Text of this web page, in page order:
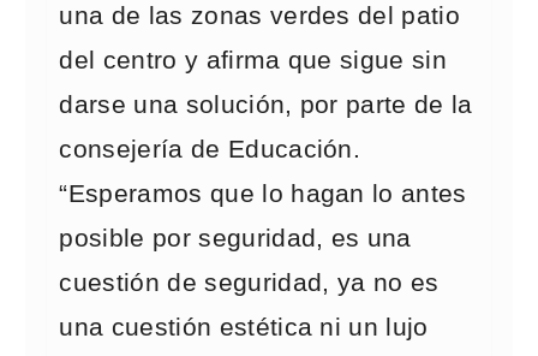
una de las zonas verdes del patio
del centro y afirma que sigue sin
darse una solución, por parte de la
consejería de Educación.
“Esperamos que lo hagan lo antes
posible por seguridad, es una
cuestión de seguridad, ya no es
una cuestión estética ni un lujo